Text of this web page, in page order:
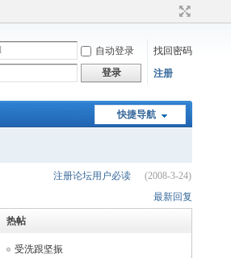
自动登录
找回密码
登录 注册
快捷导航
注册论坛用户必读 (2008-3-24)
最新回复
热帖
受洗跟坚振